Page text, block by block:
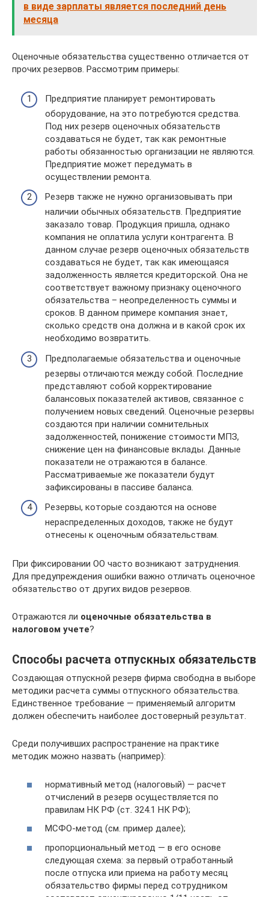
в виде зарплаты является последний день
месяца
Оценочные обязательства существенно отличается от
прочих резервов. Рассмотрим примеры:
Предприятие планирует ремонтировать
оборудование, на это потребуются средства.
Под них резерв оценочных обязательств
создаваться не будет, так как ремонтные
работы обязанностью организации не являются.
Предприятие может передумать в
осуществлении ремонта.
Резерв также не нужно организовывать при
наличии обычных обязательств. Предприятие
заказало товар. Продукция пришла, однако
компания не оплатила услуги контрагента. В
данном случае резерв оценочных обязательств
создаваться не будет, так как имеющаяся
задолженность является кредиторской. Она не
соответствует важному признаку оценочного
обязательства – неопределенность суммы и
сроков. В данном примере компания знает,
сколько средств она должна и в какой срок их
необходимо возвратить.
Предполагаемые обязательства и оценочные
резервы отличаются между собой. Последние
представляют собой корректирование
балансовых показателей активов, связанное с
получением новых сведений. Оценочные резервы
создаются при наличии сомнительных
задолженностей, понижение стоимости МПЗ,
снижение цен на финансовые вклады. Данные
показатели не отражаются в балансе.
Рассматриваемые же показатели будут
зафиксированы в пассиве баланса.
Резервы, которые создаются на основе
нераспределенных доходов, также не будут
отнесены к оценочным обязательствам.
При фиксировании ОО часто возникают затруднения.
Для предупреждения ошибки важно отличать оценочное
обязательство от других видов резервов.
Отражаются ли оценочные обязательства в
налоговом учете?
Способы расчета отпускных обязательств
Создающая отпускной резерв фирма свободна в выборе
методики расчета суммы отпускного обязательства.
Единственное требование — применяемый алгоритм
должен обеспечить наиболее достоверный результат.
Среди получивших распространение на практике
методик можно назвать (например):
нормативный метод (налоговый) — расчет
отчислений в резерв осуществляется по
правилам НК РФ (ст. 324.1 НК РФ);
МСФО-метод (см. пример далее);
пропорциональный метод — в его основе
следующая схема: за первый отработанный
после отпуска или приема на работу месяц
обязательство фирмы перед сотрудником